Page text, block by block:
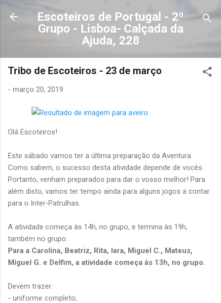
Avançar para o conteúdo principal
Escoteiros de Portugal - 2º
Grupo - Lisboa- Calçada da
Ajuda, 228
Tribo de Escoteiros - 23 de março
- março 20, 2019
Olá Escoteiros!
Este sábado vamos ter a última preparação da Aventura.
Como sabem, o sucesso desta atividade depende de vocês.
Portanto, venham preparados para dar o vosso melhor! Para
além disto, vamos ter tempo ainda para alguns jogos a contar
para o Inter-Patrulhas.
A atividade começa às 14h, no grupo, e termina às 19h,
também no grupo.
Para a Carolina, Beatriz, Rita, Iara, Miguel C., Mateus,
Miguel G. e Delfim, a atividade começa às 13h, no grupo.
Devem trazer:
- uniforme completo;